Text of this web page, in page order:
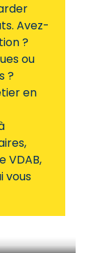
Avez-
?
ou
?
en
VDAB,
vous